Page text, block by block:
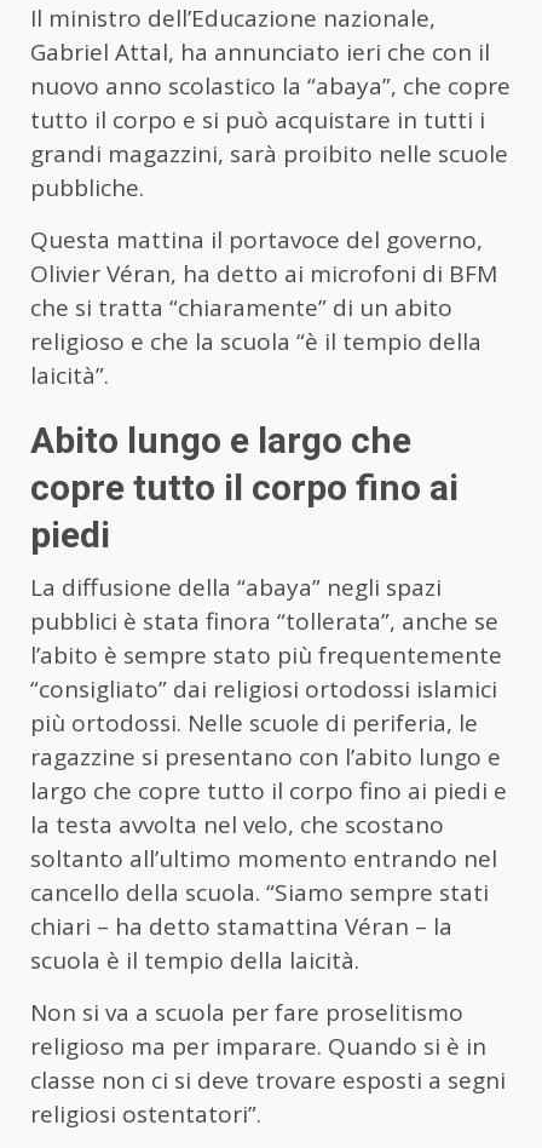
Il ministro dell’Educazione nazionale,
Gabriel Attal, ha annunciato ieri che con il
nuovo anno scolastico la “abaya”, che copre
tutto il corpo e si può acquistare in tutti i
grandi magazzini, sarà proibito nelle scuole
pubbliche.
Questa mattina il portavoce del governo,
Olivier Véran, ha detto ai microfoni di BFM
che si tratta “chiaramente” di un abito
religioso e che la scuola “è il tempio della
laicità”.
Abito lungo e largo che
copre tutto il corpo fino ai
piedi
La diffusione della “abaya” negli spazi
pubblici è stata finora “tollerata”, anche se
l’abito è sempre stato più frequentemente
“consigliato” dai religiosi ortodossi islamici
più ortodossi. Nelle scuole di periferia, le
ragazzine si presentano con l’abito lungo e
largo che copre tutto il corpo fino ai piedi e
la testa avvolta nel velo, che scostano
soltanto all’ultimo momento entrando nel
cancello della scuola. “Siamo sempre stati
chiari – ha detto stamattina Véran – la
scuola è il tempio della laicità.
Non si va a scuola per fare proselitismo
religioso ma per imparare. Quando si è in
classe non ci si deve trovare esposti a segni
religiosi ostentatori”.